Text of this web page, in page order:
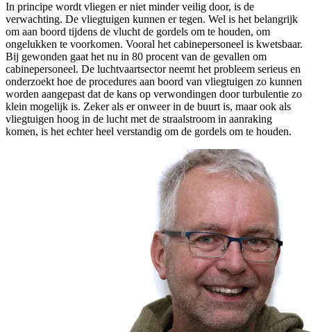
In principe wordt vliegen er niet minder veilig door, is de
verwachting. De vliegtuigen kunnen er tegen. Wel is het belangrijk
om aan boord tijdens de vlucht de gordels om te houden, om
ongelukken te voorkomen. Vooral het cabinepersoneel is kwetsbaar.
Bij gewonden gaat het nu in 80 procent van de gevallen om
cabinepersoneel. De luchtvaartsector neemt het probleem serieus en
onderzoekt hoe de procedures aan boord van vliegtuigen zo kunnen
worden aangepast dat de kans op verwondingen door turbulentie zo
klein mogelijk is. Zeker als er onweer in de buurt is, maar ook als
vliegtuigen hoog in de lucht met de straalstroom in aanraking
komen, is het echter heel verstandig om de gordels om te houden.